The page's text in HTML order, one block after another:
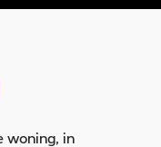
woning, in